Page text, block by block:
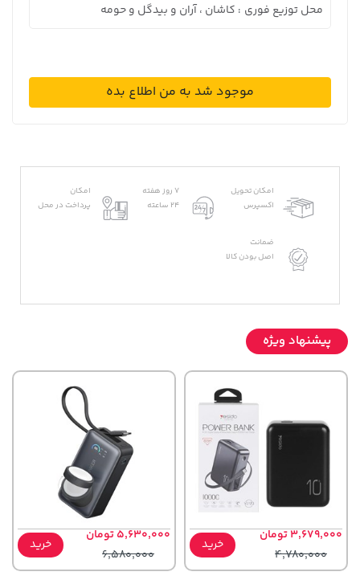
محل توزیع فوری : کاشان ، آران و بیدگل و حومه
موجود شد به من اطلاع بده
امکان تحویل
اکسپرس
7 روز هفته
24 ساعته
امکان
پرداخت در محل
ضمانت
اصل بودن کالا
پیشنهاد ویژه
3,679,000 تومان
4,780,000
خرید
5,630,000 تومان
6,580,000
خرید